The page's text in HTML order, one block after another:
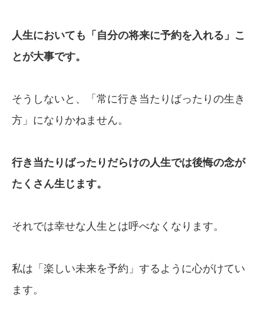
人生においても「自分の将来に予約を入れる」 こ
とが大事です。
そうしないと、「常に行き当たりばったりの生き
方」になりかねません。
行き当たりばったりだらけの人生では後悔の念が
たくさん生じます。
それでは幸せな人生とは呼べなくなります。
私は「楽しい未来を予約」するように心がけてい
ます。